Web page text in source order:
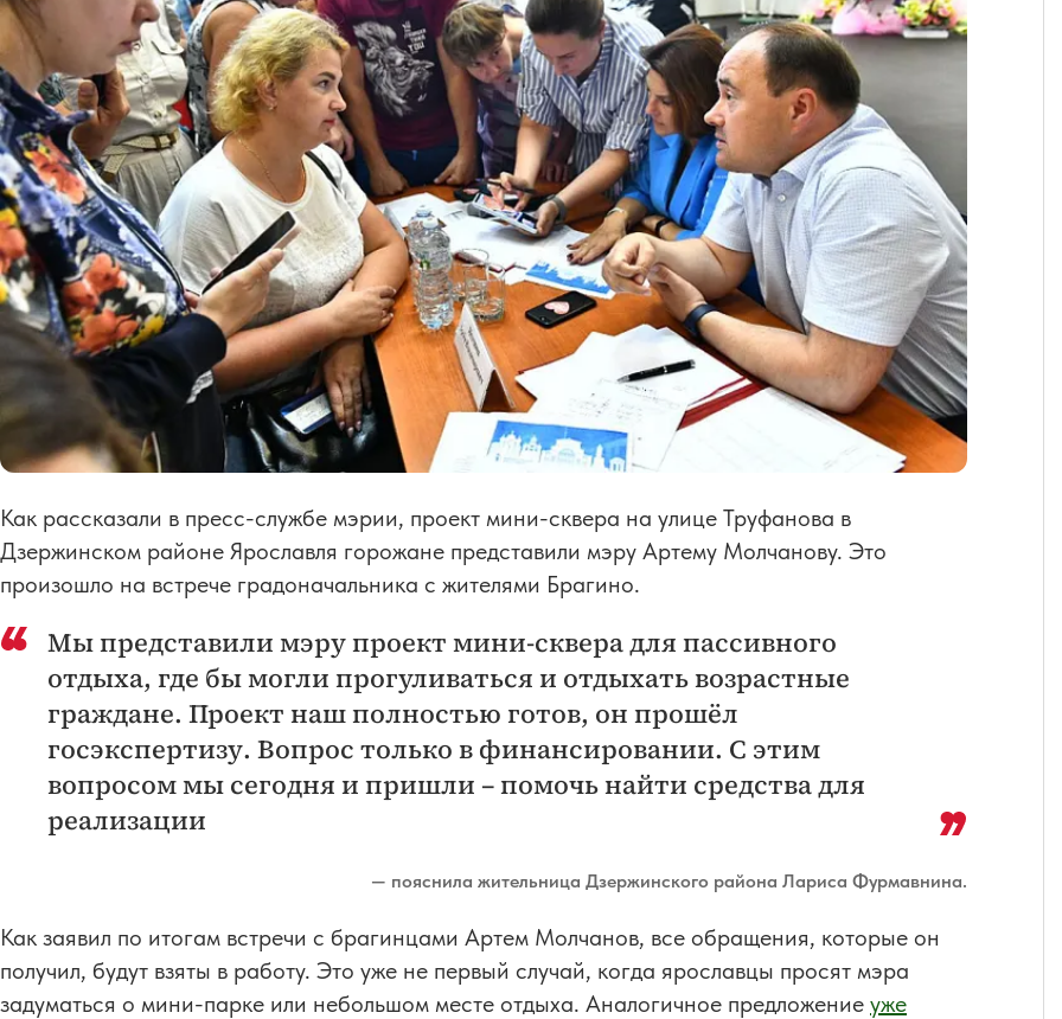
Как рассказали в пресс-службе мэрии, проект мини-сквера на улице Труфанова в
Дзержинском районе Ярославля горожане представили мэру Артему Молчанову. Это
произошло на встрече градоначальника с жителями Брагино.
Мы представили мэру проект мини-сквера для пассивного
отдыха, где бы могли прогуливаться и отдыхать возрастные
граждане. Проект наш полностью готов, он прошёл
госэкспертизу. Вопрос только в финансировании. С этим
вопросом мы сегодня и пришли – помочь найти средства для
реализации
— пояснила жительница Дзержинского района Лариса Фурмавнина.
Как заявил по итогам встречи с брагинцами Артем Молчанов, все обращения, которые он
получил, будут взяты в работу. Это уже не первый случай, когда ярославцы просят мэра
задуматься о мини-парке или небольшом месте отдыха. Аналогичное предложение уже